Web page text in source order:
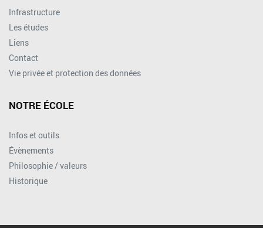
Infrastructure
Les études
Liens
Contact
Vie privée et protection des données
NOTRE ÉCOLE
Infos et outils
Évènements
Philosophie / valeurs
Historique